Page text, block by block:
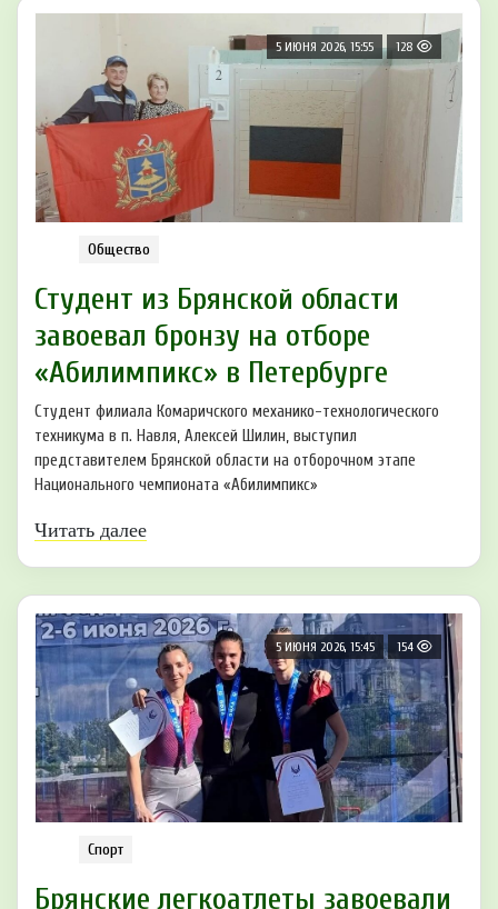
5 ИЮНЯ 2026, 15:55 128
Общество
Студент из Брянской области
завоевал бронзу на отборе
«Абилимпикс» в Петербурге
Студент филиала Комаричского механико-технологического
техникума в п. Навля, Алексей Шилин, выступил
представителем Брянской области на отборочном этапе
Национального чемпионата «Абилимпикс»
Читать далее
5 ИЮНЯ 2026, 15:45 154
Спорт
Брянские легкоатлеты завоевали